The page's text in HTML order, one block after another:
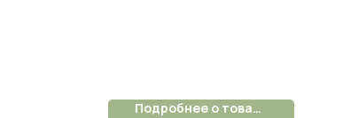
Подробнее о товаре